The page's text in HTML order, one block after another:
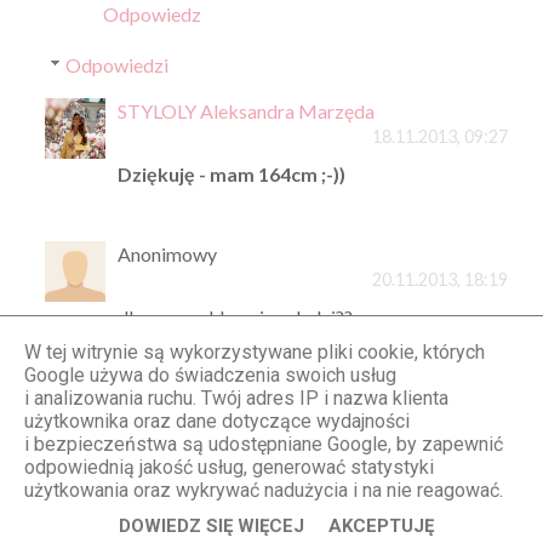
Odpowiedz
Odpowiedzi
STYLOLY Aleksandra Marzęda
18.11.2013, 09:27
Dziękuję - mam 164cm ;-))
Anonimowy
20.11.2013, 18:19
dlaczego oklamujesz ludzi??
jestes zupelnie nizsza.. widzialam Cie ostatnio, i
nie sadziłam, ze jestes az tak malutka..
STYLOLY Aleksandra Marzęda
20.11.2013, 18:27
Po co miałabym kłamać?
W tej witrynie są wykorzystywane pliki cookie, których
Google używa do świadczenia swoich usług
i analizowania ruchu. Twój adres IP i nazwa klienta
użytkownika oraz dane dotyczące wydajności
i bezpieczeństwa są udostępniane Google, by zapewnić
odpowiednią jakość usług, generować statystyki
użytkowania oraz wykrywać nadużycia i na nie reagować.
DOWIEDZ SIĘ WIĘCEJ AKCEPTUJĘ